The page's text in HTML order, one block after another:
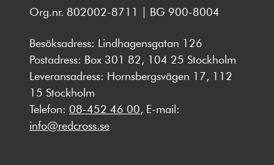
Org.nr. 802002-8711 | BG 900-8004
Besöksadress: Lindhagensgatan 126
Postadress: Box 301 82, 104 25 Stockholm
Leveransadress: Hornsbergsvägen 17, 112
15 Stockholm
Telefon: 08-452 46 00, E-mail:
info@redcross.se